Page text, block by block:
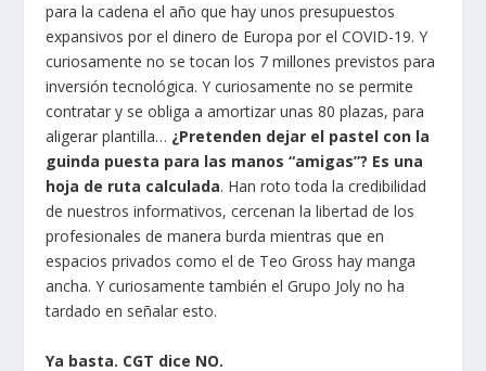
para la cadena el año que hay unos presupuestos
expansivos por el dinero de Europa por el COVID-19. Y
curiosamente no se tocan los 7 millones previstos para
inversión tecnológica. Y curiosamente no se permite
contratar y se obliga a amortizar unas 80 plazas, para
aligerar plantilla… ¿Pretenden dejar el pastel con la
guinda puesta para las manos “amigas”? Es una
hoja de ruta calculada. Han roto toda la credibilidad
de nuestros informativos, cercenan la libertad de los
profesionales de manera burda mientras que en
espacios privados como el de Teo Gross hay manga
ancha. Y curiosamente también el Grupo Joly no ha
tardado en señalar esto.
Ya basta. CGT dice NO.